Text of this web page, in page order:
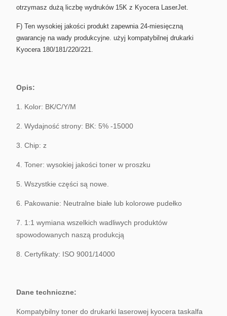
otrzymasz dużą liczbę wydruków 15K z Kyocera LaserJet.
F) Ten wysokiej jakości produkt zapewnia 24-miesięczną
gwarancję na wady produkcyjne. użyj kompatybilnej drukarki
Kyocera 180/181/220/221.
Opis:
1. Kolor: BK/C/Y/M
2. Wydajność strony: BK: 5% -15000
3. Chip: z
4. Toner: wysokiej jakości toner w proszku
5. Wszystkie części są nowe.
6. Pakowanie: Neutralne białe lub kolorowe pudełko
7. 1:1 wymiana wszelkich wadliwych produktów
spowodowanych naszą produkcją
8. Certyfikaty: ISO 9001/14000
Dane techniczne:
Kompatybilny toner do drukarki laserowej kyocera taskalfa